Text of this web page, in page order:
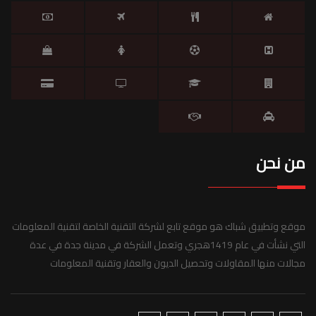
من نحن
موقع وتطبيق شباك هو موقع تابع لشركة التقنية الخاصة لتقنية المعلومات
التي نشأت في عام 1419هجري وتعمل الشركة في مدينة جدة في عدة
مجالات منها المقاولات وتحصيل الديون والعقار وتقنية المعلومات